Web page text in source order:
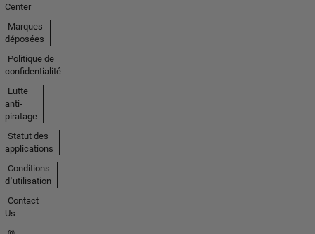
Center
Marques
déposées
Politique de
confidentialité
Lutte
anti-
piratage
Statut des
applications
Conditions
d՚utilisation
Contact
Us